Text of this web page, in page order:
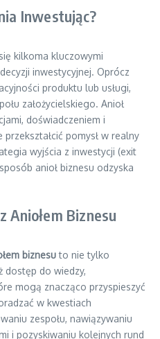
Inwestując?
kilkoma kluczowymi
inwestycyjnej. Oprócz
produktu lub usługi,
założycielskiego. Anioł
doświadczeniem i
pomysł w realny
wyjścia z inwestycji (exit
anioł biznesu odzyska
Aniołem Biznesu
biznesuto nie tylko
dostęp do wiedzy,
mogą znacząco przyspieszyć
w kwestiach
zespołu, nawiązywaniu
i pozyskiwaniu kolejnych rund